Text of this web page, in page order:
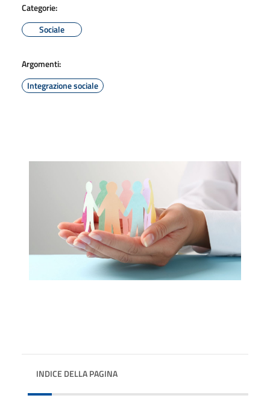
Categorie:
Sociale
Argomenti:
Integrazione sociale
INDICE DELLA PAGINA